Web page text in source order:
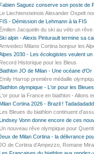
Saguez conserve son poste de
Le Liechtensteinois Alexander Ospelt
- Démission de Lehmann à la FIS
Émilien Jacquelin du ski au vélo un rêve
alpin - Alexis Pinturault termine sa
Milano Cortina bonjour les
2030 - Les écologistes veulent un
Record Historique pour les Bleus
JO de Milan - Une océane d'Or
Emily Harrop première médaille
olympique - L'or pour les Bleues
L'or pour la France en biathlon - Allons
Cortina 2026 - Brazil !
Les Bleues du biathlon continuent
Vonn donne encore de ces
Un nouveau rêve olympique pour
de Milan Cortina - la délivrance
de Cortina d'Ampezzo, Romane